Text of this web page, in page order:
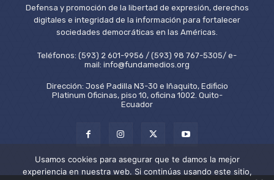
Defensa y promoción de la libertad de expresión, derechos
digitales e integridad de la información para fortalecer
sociedades democráticas en las Américas.
Teléfonos: (593) 2 601-9956 / (593) 98 767-5305/ e-
mail: info@fundamedios.org
Dirección: José Padilla N3-30 e Iñaquito, Edificio
Platinum Oficinas, piso 10, oficina 1002. Quito-
Ecuador
Usamos cookies para asegurar que te damos la mejor
experiencia en nuestra web. Si continúas usando este sitio,